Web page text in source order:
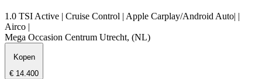
1.0 TSI Active | Cruise Control | Apple Carplay/Android Auto| |
Airco |
Mega Occasion Centrum Utrecht, (NL)
Kopen
€ 14.400